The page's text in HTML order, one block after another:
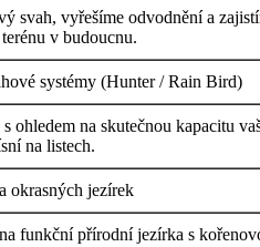
svah, vyřešíme odvodnění a
v budoucnu.
systémy (Hunter / Rain Bird)
ohledem na skutečnou kapacitu
na listech.
okrasných jezírek
funkční přírodní jezírka s